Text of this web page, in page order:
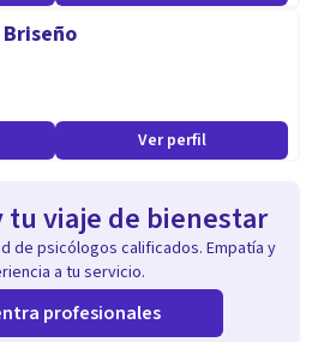
Ver perfil
tu viaje de bienestar
de psicólogos calificados. Empatía y
a tu servicio.
profesionales